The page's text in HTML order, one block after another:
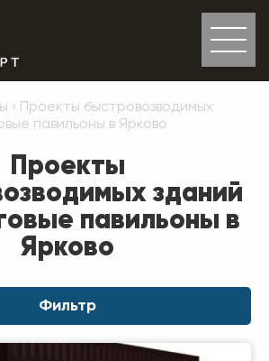
› Проекты быстровозводимых
павильоны в Ярково
Проекты
зданий
павильоны в
Ярково
Фильтр